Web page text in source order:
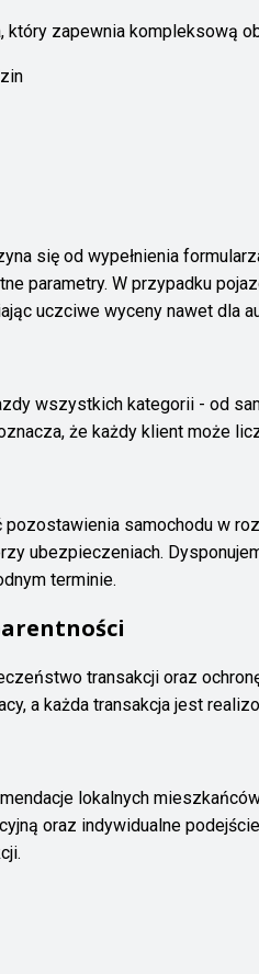
który zapewnia kompleksową
się od wypełnienia
parametry. W przypadku
uczciwe wyceny nawet dla
wszystkich kategorii - od
że każdy klient może
samochodu w
ubezpieczeniach.
terminie.
transakcji oraz
a każda transakcja jest
lokalnych
oraz indywidualne